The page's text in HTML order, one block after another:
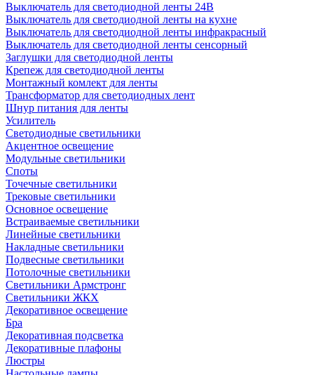
Выключатель для светодиодной ленты 24В
Выключатель для светодиодной ленты на кухне
Выключатель для светодиодной ленты инфракрасный
Выключатель для светодиодной ленты сенсорный
Заглушки для светодиодной ленты
Крепеж для светодиодной ленты
Монтажный комлект для ленты
Трансформатор для светодиодных лент
Шнур питания для ленты
Усилитель
Светодиодные светильники
Акцентное освещение
Модульные светильники
Споты
Точечные светильники
Трековые светильники
Основное освещение
Встраиваемые светильники
Линейные светильники
Накладные светильники
Подвесные светильники
Потолочные светильники
Светильники Армстронг
Светильники ЖКХ
Декоративное освещение
Бра
Декоративная подсветка
Декоративные плафоны
Люстры